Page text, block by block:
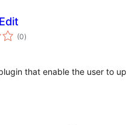
(0གདེང་
འཇོག་
)
that enable the user to